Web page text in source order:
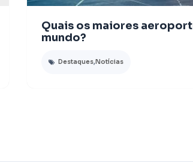
Quais os maiores
mundo?
Destaques, Notícias